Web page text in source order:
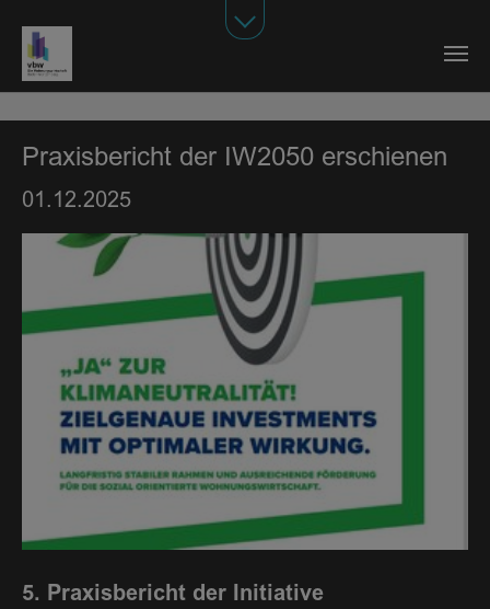
Praxisbericht der IW2050 erschienen
01.12.2025
5. Praxisbericht der Initiative